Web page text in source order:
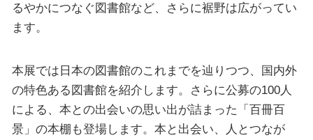
るやかにつなぐ図書館など、さらに裾野は広がってい
ます。
本展では日本の図書館のこれまでを辿りつつ、国内外
の特色ある図書館を紹介します。さらに公募の100人
による、本との出会いの思い出が詰まった「百冊百
景」の本棚も登場します。本と出会い、人とつなが